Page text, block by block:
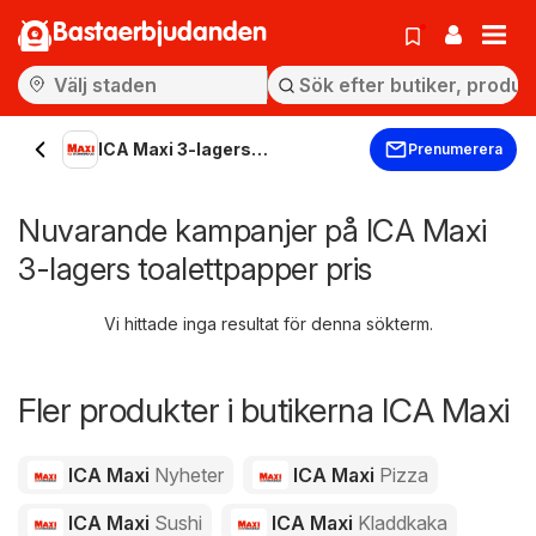
Bastaerbjudanden
ICA Maxi 3-lagers
Prenumerera
Nuvarande kampanjer på ICA Maxi
3-lagers toalettpapper pris
Vi hittade inga resultat för denna sökterm.
Fler produkter i butikerna ICA Maxi
ICA Maxi Nyheter ICA Maxi Pizza
ICA Maxi Sushi ICA Maxi Kladdkaka